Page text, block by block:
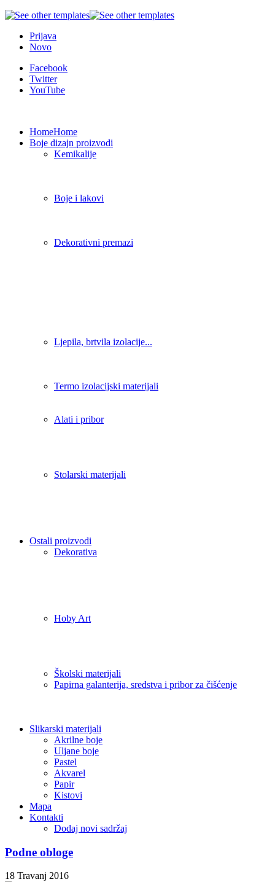
Prijava
Novo
Facebook
Twitter
YouTube
HomeHome
Boje dizajn proizvodi
Kemikalije
Boje i lakovi
Dekorativni premazi
Ljepila, brtvila izolacije...
Termo izolacijski materijali
Alati i pribor
Stolarski materijali
Ostali proizvodi
Dekorativa
Hoby Art
Školski materijali
Papirna galanterija, sredstva i pribor za čišćenje
Slikarski materijali
Akrilne boje
Uljane boje
Pastel
Akvarel
Papir
Kistovi
Mapa
Kontakti
Dodaj novi sadržaj
Podne obloge
18 Travanj 2016